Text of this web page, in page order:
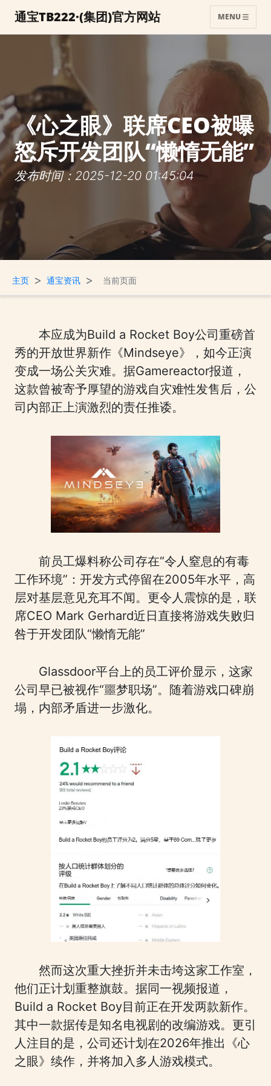
通宝TB222·(集团)官方网站 MENU
《心之眼》联席CEO被曝
怒斥开发团队“懒惰无能”
发布时间：2025-12-20 01:45:04
主页 > 通宝资讯 > 当前页面
本应成为Build a Rocket Boy公司重磅首
秀的开放世界新作《Mindseye》，如今正演
变成一场公关灾难。据Gamereactor报道，
这款曾被寄予厚望的游戏自灾难性发售后，公
司内部正上演激烈的责任推诿。
前员工爆料称公司存在“令人窒息的有毒
工作环境”：开发方式停留在2005年水平，高
层对基层意见充耳不闻。更令人震惊的是，联
席CEO Mark Gerhard近日直接将游戏失败归
咎于开发团队“懒惰无能”
Glassdoor平台上的员工评价显示，这家
公司早已被视作“噩梦职场”。随着游戏口碑崩
塌，内部矛盾进一步激化。
然而这次重大挫折并未击垮这家工作室，
他们正计划重整旗鼓。据同一视频报道，
Build a Rocket Boy目前正在开发两款新作。
其中一款据传是知名电视剧的改编游戏。更引
人注目的是，公司还计划在2026年推出《心
之眼》续作，并将加入多人游戏模式。